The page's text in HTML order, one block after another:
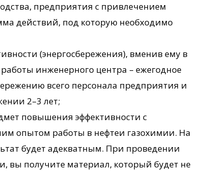
предприятия с привлечением
действий, под которую необходимо
(энергосбережения), вменив ему в
инженерного центра – ежегодное
всего персонала предприятия и
2–3 лет;
повышения эффективности с
опытом работы в нефтеи газохимии. На
будет адекватным. При проведении
вы получите материал, который будет не